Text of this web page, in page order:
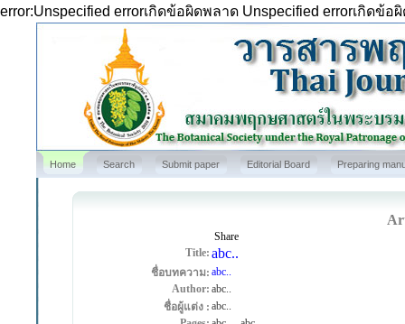
error:Unspecified errorเกิดข้อผิดพลาด Unspecified errorเกิดข้อ
Home Search Submit paper Editorial Board Preparing
Share
Title: abc..
ชื่อบทความ: abc..
Author: abc..
ชื่อผู้แต่ง : abc..